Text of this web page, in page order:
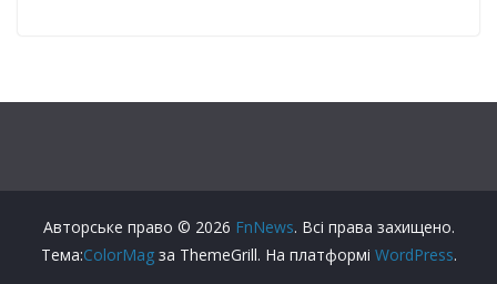
Авторське право © 2026 FnNews. Всі права захищено.
Тема:ColorMagза ThemeGrill. На платформі WordPress.